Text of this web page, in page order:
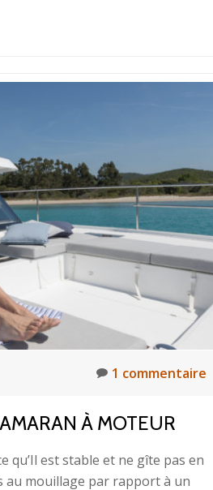
1 commentaire
À MOTEUR
est stable et ne gîte pas en
au mouillage par rapport à un